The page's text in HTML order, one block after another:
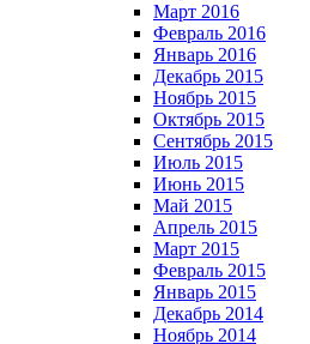
Март 2016
Февраль 2016
Январь 2016
Декабрь 2015
Ноябрь 2015
Октябрь 2015
Сентябрь 2015
Июль 2015
Июнь 2015
Май 2015
Апрель 2015
Март 2015
Февраль 2015
Январь 2015
Декабрь 2014
Ноябрь 2014